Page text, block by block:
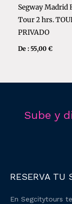
Segway Madrid
Tour 2 hrs.
PRIVADO
De :55,00€
Sube y
RESERVA TU
En Segcitytours